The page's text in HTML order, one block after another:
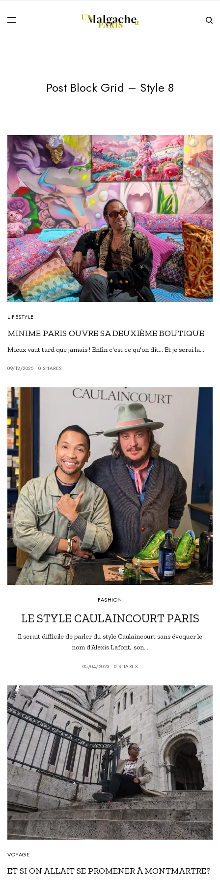
Post Block Grid – Style 8
LIFESTYLE
MINIME PARIS OUVRE SA DEUXIÈME BOUTIQUE
Mieux vaut tard que jamais ! Enfin c'est ce qu'on dit... Et je serai la…
09/12/2025 0 SHARES
FASHION
LE STYLE CAULAINCOURT PARIS
Il serait difficile de parler du style Caulaincourt sans évoquer le
nom d’Alexis Lafont, son…
05/04/2023 0 SHARES
VOYAGE
ET SI ON ALLAIT SE PROMENER À MONTMARTRE?